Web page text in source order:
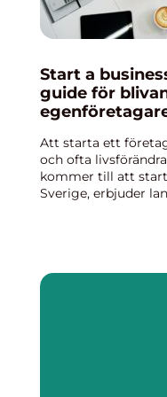
Start a
guide för
Att starta ett
och ofta
kommer till att
Sverige, erbjuder